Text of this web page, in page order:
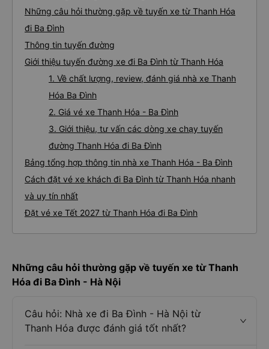
Những câu hỏi thường gặp về tuyến xe từ Thanh Hóa
đi Ba Đình
Thông tin tuyến đường
Giới thiệu tuyến đường xe đi Ba Đình từ Thanh Hóa
1. Về chất lượng, review, đánh giá nhà xe Thanh
Hóa Ba Đình
2. Giá vé xe Thanh Hóa - Ba Đình
3. Giới thiệu, tư vấn các dòng xe chạy tuyến
đường Thanh Hóa đi Ba Đình
Bảng tổng hợp thông tin nhà xe Thanh Hóa - Ba Đình
Cách đặt vé xe khách đi Ba Đình từ Thanh Hóa nhanh
và uy tín nhất
Đặt vé xe Tết 2027 từ Thanh Hóa đi Ba Đình
Những câu hỏi thường gặp về tuyến xe từ Thanh
Hóa đi Ba Đình - Hà Nội
Câu hỏi: Nhà xe đi Ba Đình - Hà Nội từ
Thanh Hóa được đánh giá tốt nhất?